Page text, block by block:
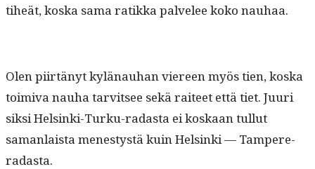
tiheät, kos­ka sama ratik­ka palvelee koko nauhaa.
Olen piirtänyt kylä­nauhan viereen myös tien, kos­ka
toimi­va nauha tarvit­see sekä raiteet että tiet. Juuri
sik­si Helsin­ki-Turku-radas­ta ei koskaan tul­lut
saman­laista men­estys­tä kuin Helsin­ki — Tampere-
radasta.